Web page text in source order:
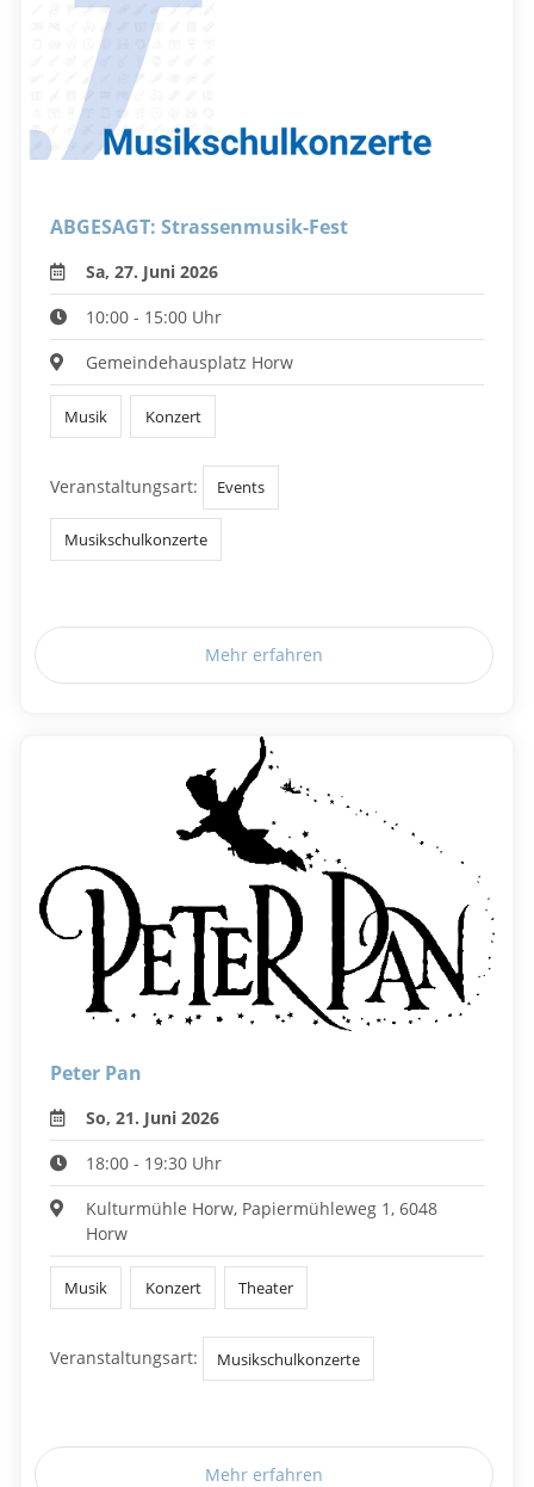
ABGESAGT: Strassenmusik-Fest
Sa, 27. Juni 2026
10:00 - 15:00 Uhr
Gemeindehausplatz Horw
Musik Konzert
Veranstaltungsart: Events
Musikschulkonzerte
Mehr erfahren
Peter Pan
So, 21. Juni 2026
18:00 - 19:30 Uhr
Kulturmühle Horw, Papiermühleweg 1, 6048
Horw
Musik Konzert Theater
Veranstaltungsart: Musikschulkonzerte
Mehr erfahren